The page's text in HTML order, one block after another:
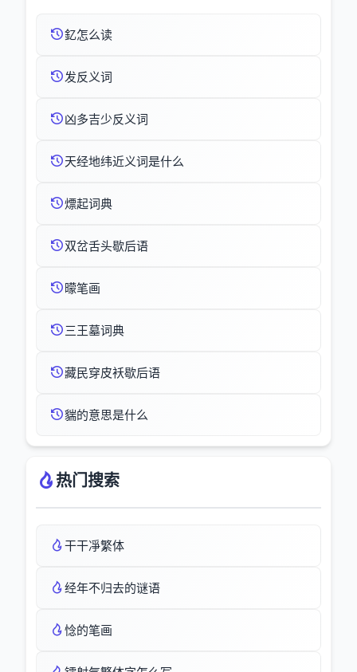
釔怎么读
发反义词
凶多吉少反义词
天经地纬近义词是什么
熛起词典
双岔舌头歇后语
曚笔画
三王墓词典
藏民穿皮袄歇后语
貒的意思是什么
热门搜索
干干凈繁体
经年不归去的谜语
惗的笔画